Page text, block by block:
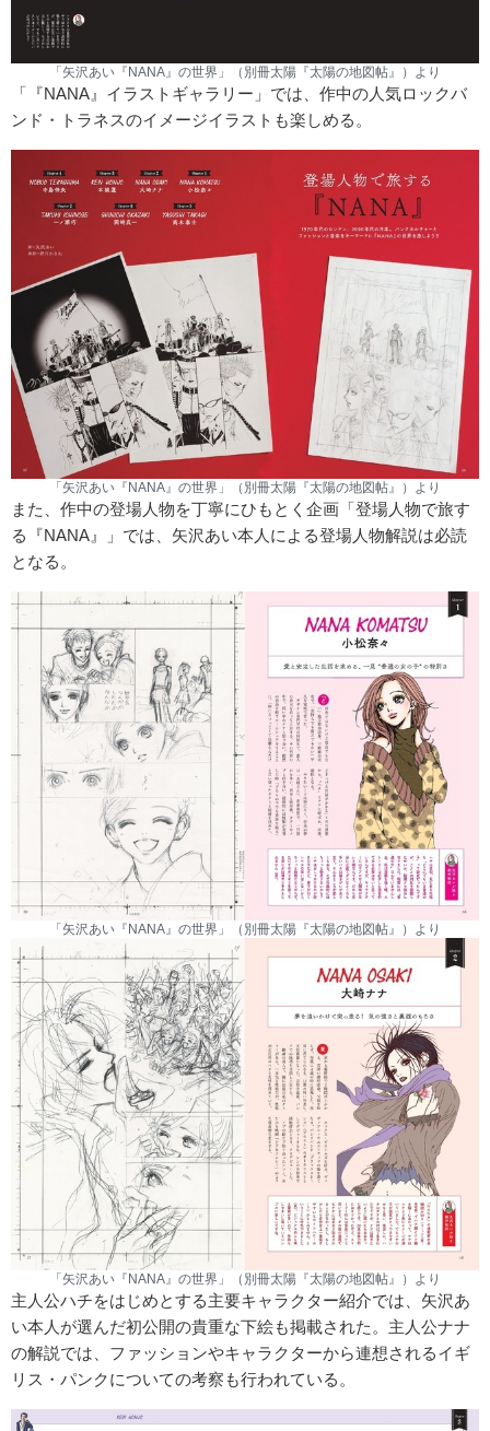
「矢沢あい『NANA』の世界」（別冊太陽『太陽の地図帖』）より
「『NANA』イラストギャラリー」では、作中の人気ロックバ
ンド・トラネスのイメージイラストも楽しめる。
「矢沢あい『NANA』の世界」（別冊太陽『太陽の地図帖』）より
また、作中の登場人物を丁寧にひもとく企画「登場人物で旅す
る『NANA』」では、矢沢あい本人による登場人物解説は必読
となる。
「矢沢あい『NANA』の世界」（別冊太陽『太陽の地図帖』）より
「矢沢あい『NANA』の世界」（別冊太陽『太陽の地図帖』）より
主人公ハチをはじめとする主要キャラクター紹介では、矢沢あ
い本人が選んだ初公開の貴重な下絵も掲載された。主人公ナナ
の解説では、ファッションやキャラクターから連想されるイギ
リス・パンクについての考察も行われている。